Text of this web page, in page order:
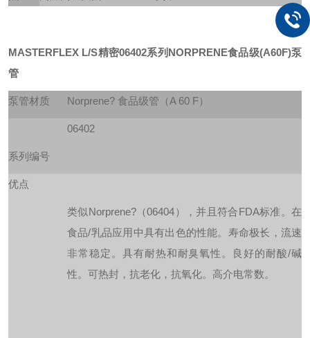
MASTERFLEX L/S精密06402系列NORPRENE食品级(A60F)泵
管
泵管材质 Norprene? 食品级管（A 60 F）
系列编号
06402
优点
类似Norprene?（06404），并且符合FDA标准。在
食品/乳品应用中具有出色的性能。寿命极长，流速
非常稳定。具有耐热和耐臭氧性。良好的耐酸/碱
性。可热封，抗老化，抗氧化。高介电常数。